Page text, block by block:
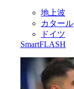
地上波
カタール
ドイツ
SmartFLASH